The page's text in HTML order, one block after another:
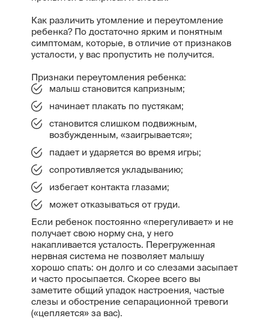
Как различить утомление и переутомление
ребенка? По достаточно ярким и понятным
симптомам, которые, в отличие от признаков
усталости, у вас пропустить не получится.
Признаки переутомления ребенка:
малыш становится капризным;
начинает плакать по пустякам;
становится слишком подвижным,
возбужденным, «заигрывается»;
падает и ударяется во время игры;
сопротивляется укладыванию;
избегает контакта глазами;
может отказываться от груди.
Если ребенок постоянно «перегуливает» и не
получает свою норму сна, у него
накапливается усталость. Перегруженная
нервная система не позволяет малышу
хорошо спать: он долго и со слезами засыпает
и часто просыпается. Скорее всего вы
заметите общий упадок настроения, частые
слезы и обострение сепарационной тревоги
(«цепляется» за вас).